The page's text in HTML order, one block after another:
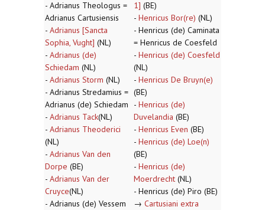
- Adrianus Theologus =
Adrianus Cartusiensis
- Adrianus [Sancta
Sophia, Vught] (NL)
- Adrianus (de)
Schiedam (NL)
- Adrianus Storm (NL)
- Adrianus Stredamius =
Adrianus (de) Schiedam
- Adrianus Tack(NL)
- Adrianus Theoderici
(NL)
- Adrianus Van den
Dorpe (BE)
- Adrianus Van der
Cruyce(NL)
- Adrianus (de) Vessem
1] (BE)
- Henricus Bor(re) (NL)
- Henricus (de) Caminata
= Henricus de Coesfeld
- Henricus (de) Coesfeld
(NL)
- Henricus De Bruyn(e)
(BE)
- Henricus (de)
Duvelandia (BE)
- Henricus Even (BE)
- Henricus (de) Loe(n)
(BE)
- Henricus (de)
Moerdrecht (NL)
- Henricus (de) Piro (BE)
→ Cartusiani extra